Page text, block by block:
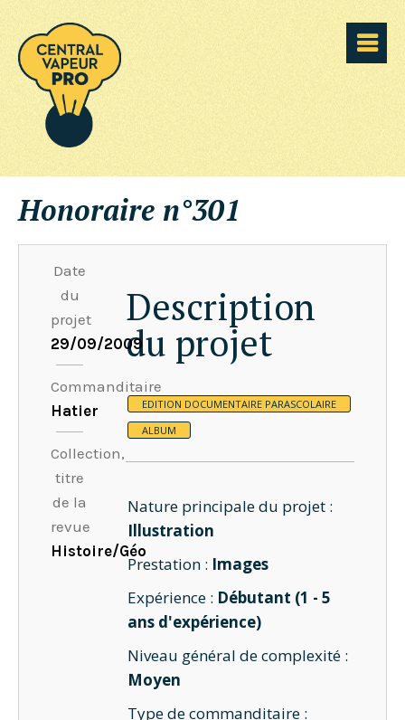
Honoraire n°301
Date
du
projet
29/09/2009
Commanditaire
Hatier
Collection,
titre
de la
revue
Histoire/Géo
Description
du projet
EDITION DOCUMENTAIRE PARASCOLAIRE
ALBUM
Nature principale du projet :
Illustration
Prestation : Images
Expérience : Débutant (1 - 5
ans d'expérience)
Niveau général de complexité :
Moyen
Type de commanditaire :